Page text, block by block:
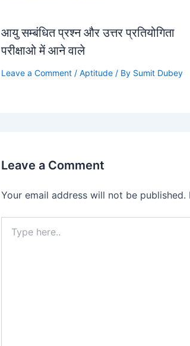
आयु सम्बंधित प्रश्न और उत्तर प्रतियोगिता
परीक्षाओ में आने वाले
Leave a Comment / Aptitude/ By Sumit Dubey
Leave a Comment
Your email address will not be published.
here..